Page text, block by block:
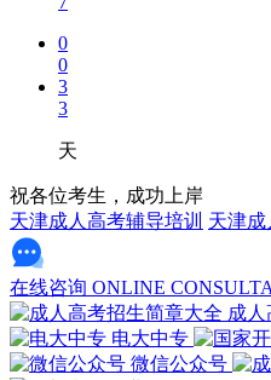
0
0
3
3
天
祝各位考生，成功上岸
天津成人高考辅导培训 天津成
在线咨询 ONLINE
成
电大中专
微信公众号